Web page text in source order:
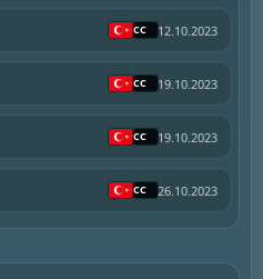
12.10.2023
19.10.2023
19.10.2023
26.10.2023